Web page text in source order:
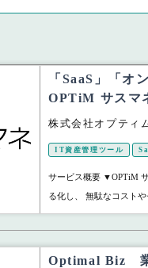
「SaaS」「オ
OPTiM サスマ
株式会社オプティ
IT資産管理ツール
サービス概要 ▼OPTiM
る化し、 無駄なコストや
Optimal Biz 業